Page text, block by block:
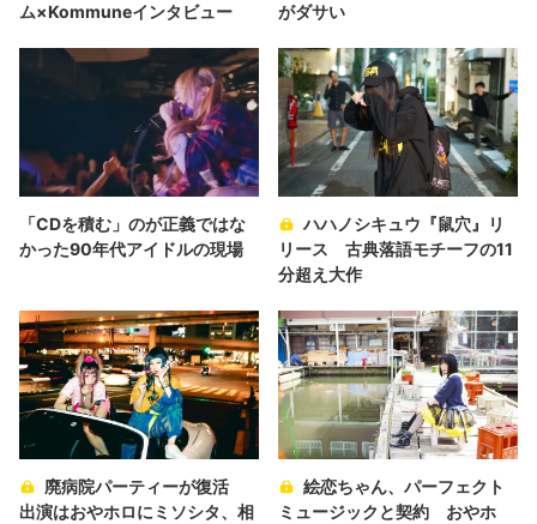
ム×Kommuneインタビュー
がダサい
「CDを積む」のが正義ではな
かった90年代アイドルの現場
ハハノシキュウ『鼠穴』リ
リース 古典落語モチーフの11
分超え大作
廃病院パーティーが復活
出演はおやホロにミソシタ、相
絵恋ちゃん、パーフェクト
ミュージックと契約 おやホ